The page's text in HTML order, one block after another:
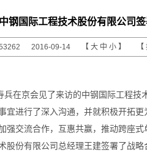
钢国际工程技术股份有限公司
53262 2016-09-14 【 大 中 小 】 【
在京会见了来访的中钢国际工程技
宜进行了深入沟通，并就积极开拓
强交流合作，互惠共赢，推动跨座
股份有限公司总经理王建签署了战略